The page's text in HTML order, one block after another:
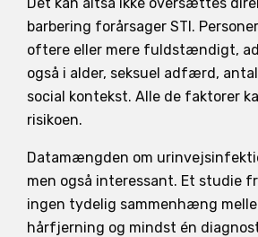
barbering forårsager STI.
oftere eller mere fuldstændigt,
også i alder, seksuel adfærd,
social kontekst. Alle de faktorer
risikoen.
Datamængden om
men også interessant. Et studie
ingen tydelig sammenhæng
hårfjerning og mindst én